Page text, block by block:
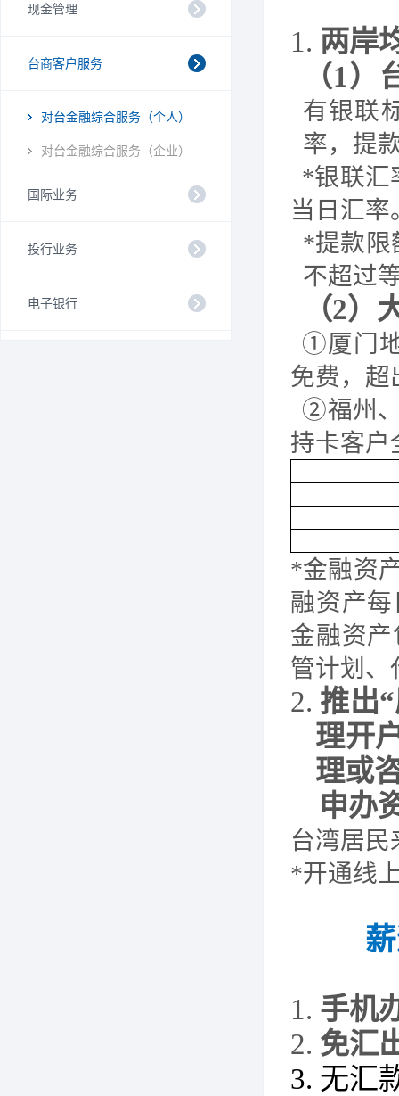
现金管理
台商客户服务
对台金融综合服务（个人）
对台金融综合服务（企业）
国际业务
投行业务
电子银行
1. 两岸
（1）
有银联
率，提
*银联汇
当日汇率
*提款限
不超过
（2）
①厦门
免费，超
②福州
持卡客户
*金融资
融资产
金融资
管计划、
2. 推出
理开
理或
申办
台湾居民
*开通线
1. 手机
2. 免汇
3. 无汇